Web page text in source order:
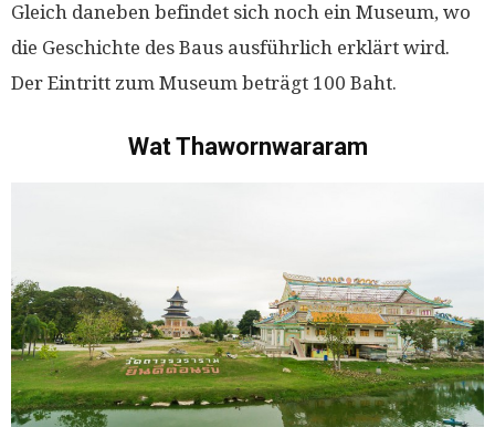
Gleich daneben befindet sich noch ein Museum, wo
die Geschichte des Baus ausführlich erklärt wird.
Der Eintritt zum Museum beträgt 100 Baht.
Wat Thawornwararam